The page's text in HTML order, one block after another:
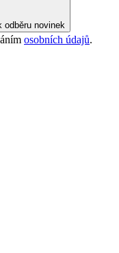
odběru novinek
osobních údajů.